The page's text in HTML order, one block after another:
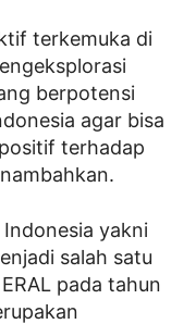
terkemuka di
berpotensi
agar bisa
terhadap
Indonesia yakni
salah satu
pada tahun